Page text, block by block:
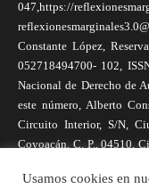
047,https://
Constante López,
052718494700- 102,
Nacional de Derecho de
este número, Alberto
Circuito Interior, S/N,
Coyoacán, C. P., 04510,
necesariamente reflejan
Usamos cookies en